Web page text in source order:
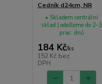
Cedník d24cm, NR
184 Kč/ks
152 Kč bez
DPH
• Skladem centrální
sklad | odešleme do 2-3
prac. dnů